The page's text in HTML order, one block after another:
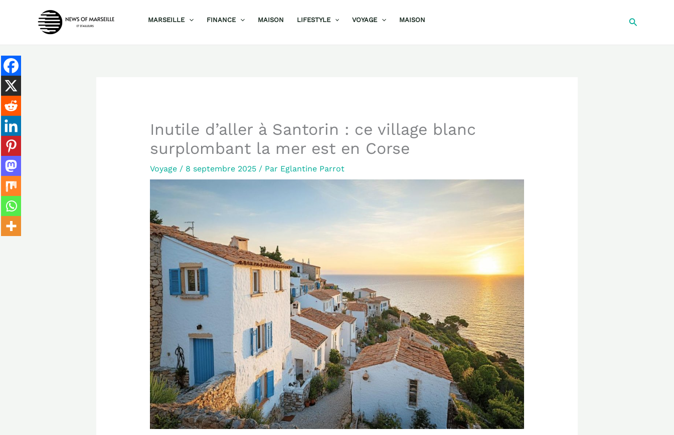
MARSEILLE FINANCE MAISON LIFESTYLE VOYAGE MAISON
Inutile d’aller à Santorin : ce village blanc
surplombant la mer est en Corse
Voyage/ 8 septembre 2025 / Par Eglantine Parrot